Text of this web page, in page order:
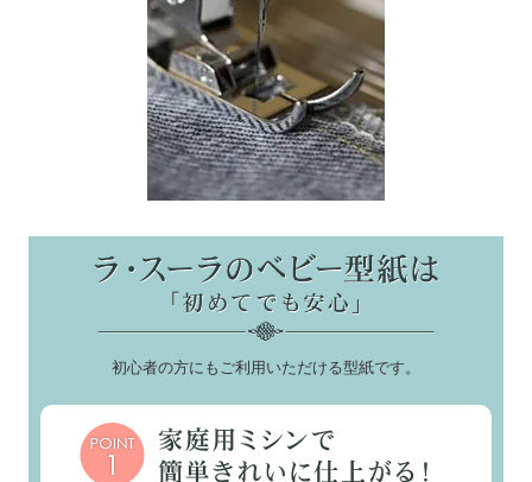
初心者の方にもご利用いただける型紙です。